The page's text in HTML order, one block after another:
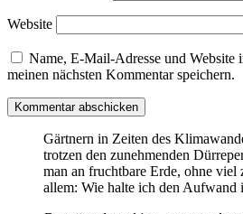
Website
Name, E-Mail-Adresse und Website
meinen nächsten Kommentar speichern.
Gärtnern in Zeiten des
trotzen den zunehmenden
man an fruchtbare Erde, ohne
allem: Wie halte ich den Aufwand